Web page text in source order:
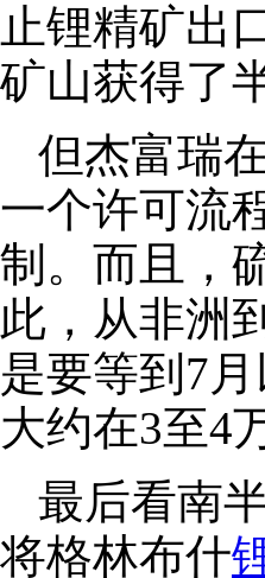
止锂精矿出
矿山获得了
但杰富瑞
一个许可流
制。而且，
此，从非洲
是要等到7
大约在3至4
最后看南
将格林布什